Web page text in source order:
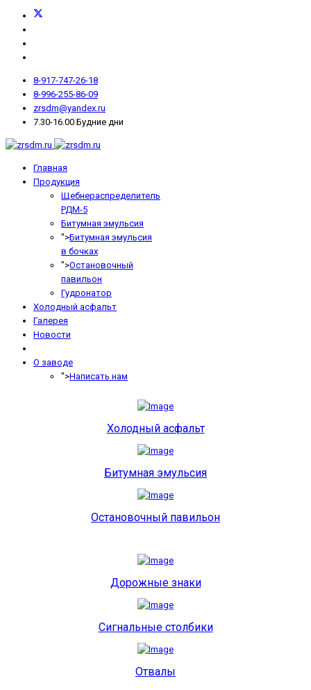
8-917-747-26-18
8-996-255-86-09
zrsdm@yandex.ru
7.30-16.00 Будние дни
Главная
Продукция
Щебнераспределитель
РДМ-5
Битумная эмульсия
">Битумная эмульсия
в бочках
">Остановочный
павильон
Гудронатор
Холодный асфальт
Галерея
Новости
О заводе
">Написать нам
Холодный асфальт
Битумная эмульсия
Остановочный павильон
Дорожные знаки
Сигнальные столбики
Отвалы